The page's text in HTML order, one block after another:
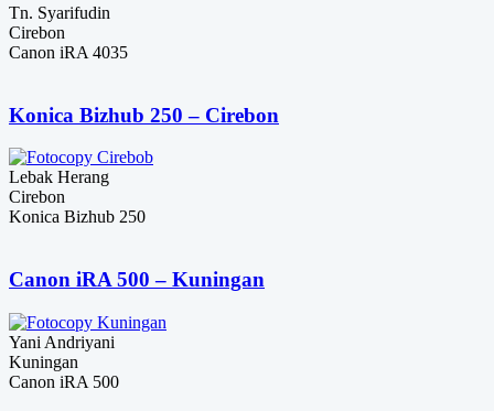
Tn. Syarifudin
Cirebon
Canon iRA 4035
Konica Bizhub 250 – Cirebon
Lebak Herang
Cirebon
Konica Bizhub 250
Canon iRA 500 – Kuningan
Yani Andriyani
Kuningan
Canon iRA 500